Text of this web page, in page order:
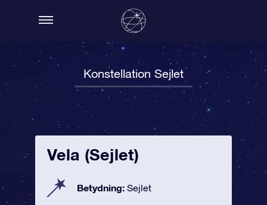
Konstellation Sejlet
Vela (Sejlet)
Betydning: Sejlet